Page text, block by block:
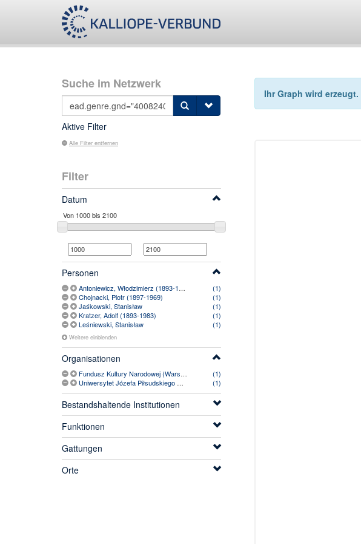
Suche im Netzwerk
Aktive Filter
Alle Filter entfernen
Filter
Datum
Personen
Antoniewicz, Włodzimierz (1893-1973)
(1)
Chojnacki, Piotr (1897-1969)
(1)
Jaśkowski, Stanisław
(1)
Kratzer, Adolf (1893-1983)
(1)
Leśniewski, Stanisław
(1)
Weitere einblenden
Organisationen
Fundusz Kultury Narodowej (Warschau)
(1)
Uniwersytet Józefa Piłsudskiego w Warszawie (1935-1939)
(1)
Bestandshaltende Institutionen
Funktionen
Gattungen
Orte
Ihr Graph wird erzeugt.